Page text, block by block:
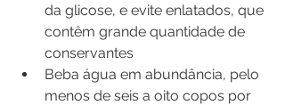
da glicose, e evite enlatados, que
contêm grande quantidade de
conservantes
Beba água em abundância, pelo
menos de seis a oito copos por